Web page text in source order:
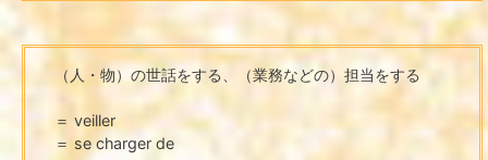
（人・物）の世話をする、（業務などの）担当をする
＝ veiller
＝ se charger de